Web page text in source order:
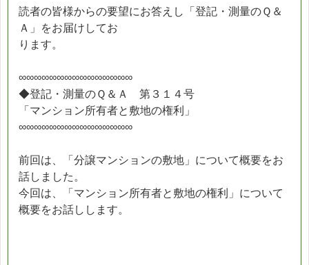
読者の皆様からの要望にお答えし「登記・測量のＱ＆
Ａ」をお届けしてお
ります。
∞∞∞∞∞∞∞∞∞∞∞∞∞∞∞
◆登記・測量のＱ＆Ａ 第３１４号
「マンション所有者と敷地の権利」
∞∞∞∞∞∞∞∞∞∞∞∞∞∞∞
前回は、「分譲マンションの敷地」について概要をお
話しました。
今回は、「マンション所有者と敷地の権利」について
概要をお話しします。